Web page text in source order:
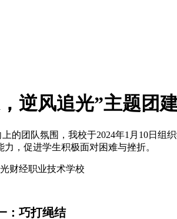
逆风追光”主题团
团队氛围，我校于2024年1月10日组
，促进学生积极面对困难与挫折。
：巧打绳结